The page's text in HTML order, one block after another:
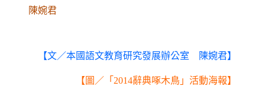
陳婉君
【文／本國語文教育研究發展辦公室 陳婉君】
【圖／「2014辭典啄木鳥」活動海報】